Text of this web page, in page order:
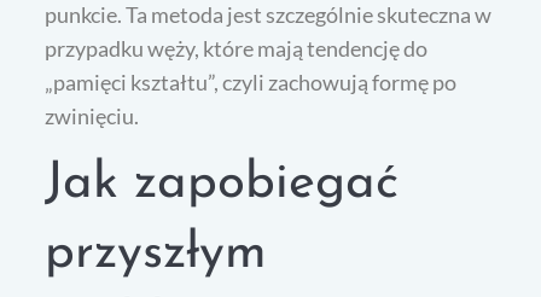
punkcie. Ta metoda jest szczególnie skuteczna w
przypadku węży, które mają tendencję do
„pamięci kształtu”, czyli zachowują formę po
zwinięciu.
Jak zapobiegać
przyszłym